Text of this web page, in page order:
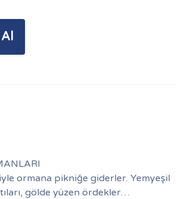
Al
ormana pikniğe giderler. Yemyeşil
gölde yüzen ördekler…